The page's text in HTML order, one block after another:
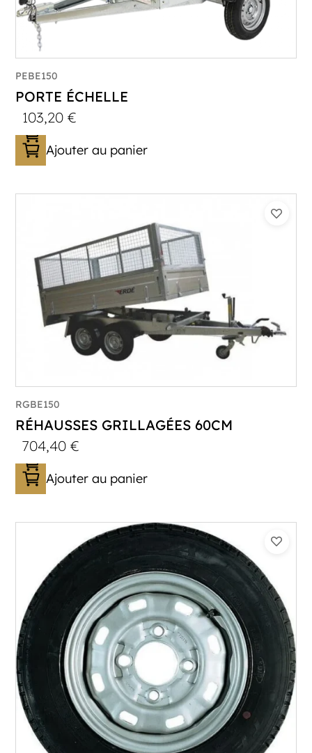
PEBE150
PORTE ÉCHELLE
103,20€
Ajouter au panier
RGBE150
RÉHAUSSES GRILLAGÉES 60CM
704,40€
Ajouter au panier